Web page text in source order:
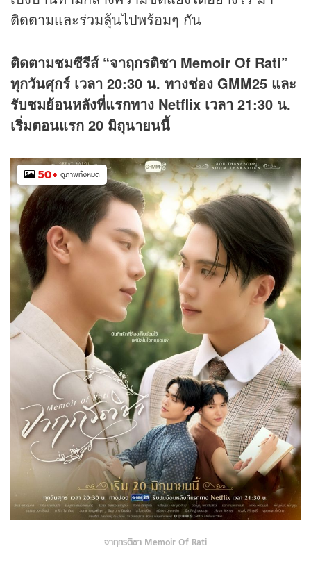
ติดตามและร่วมลุ้นไปพร้อมๆ กัน
ติดตามชมซีรีส์ “จาฤกรติชา Memoir Of Rati”
ทุกวันศุกร์ เวลา 20:30 น. ทางช่อง GMM25 และ
รับชมย้อนหลังที่แรกทาง Netflix เวลา 21:30 น.
เริ่มตอนแรก 20 มิถุนายนนี้
50+ ดูภาพทั้งหมด
จาฤกรติชา Memoir Of Rati